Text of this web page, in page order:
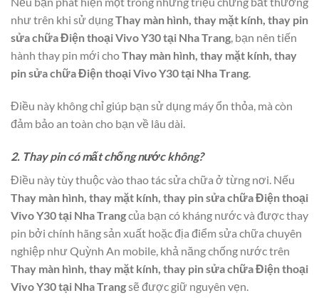
như trên khi sử dụngThay màn hình, thay mặt kính, thay pin
sửa chữa Điện thoại Vivo Y30 tại Nha Trang, bạn nên tiến
hành thay pin mới choThay màn hình, thay mặt kính, thay
pin sửa chữa Điện thoại Vivo Y30 tại Nha Trang.
Điều này không chỉ giúp bạn sử dụng máy ổn thỏa, mà còn
đảm bảo an toàn cho bạn về lâu dài.
2. Thay pin có mất chống nước không?
Điều này tùy thuộc vào thao tác sửa chữa ở từng nơi. Nếu
Thay màn hình, thay mặt kính, thay pin sửa chữa Điện thoại
Vivo Y30 tại Nha Trangcủa bạn có kháng nước và được thay
pin bởi chính hãng sản xuất hoặc địa điểm sửa chữa chuyên
nghiệp như Quỳnh An mobile, khả năng chống nước trên
Thay màn hình, thay mặt kính, thay pin sửa chữa Điện thoại
Vivo Y30 tại Nha Trangsẽ được giữ nguyên vẹn.